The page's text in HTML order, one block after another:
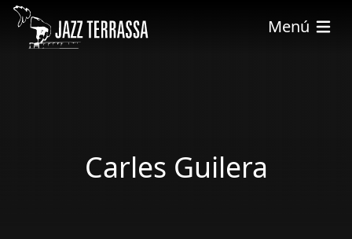
Vés al contingut
Menú
Carles Guilera